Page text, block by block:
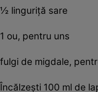
½ linguriță sare
1 ou, pentru uns
fulgi de migdale,
Încălzești 100 ml de